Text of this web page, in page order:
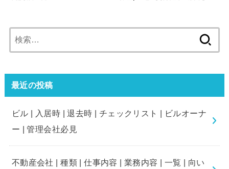
索:
最近の投稿
ビル | 入居時 | 退去時 | チェックリスト | ビルオーナ
ー | 管理会社必見
不動産会社 | 種類 | 仕事内容 | 業務内容 | 一覧 | 向い